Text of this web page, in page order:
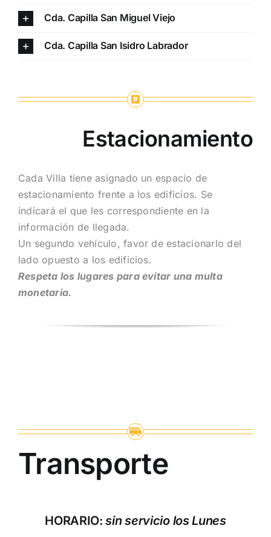
Cda. Capilla San Miguel Viejo
Cda. Capilla San Isidro Labrador
Estacionamiento
Cada Villa tiene asignado un espacio de
estacionamiento frente a los edificios. Se
indicará el que les correspondiente en la
información de llegada.
Un segundo vehículo, favor de estacionarlo del
lado opuesto a los edificios.
Respeta los lugares para evitar una multa
monetaria.
Transporte
HORARIO:sin servicio los Lunes